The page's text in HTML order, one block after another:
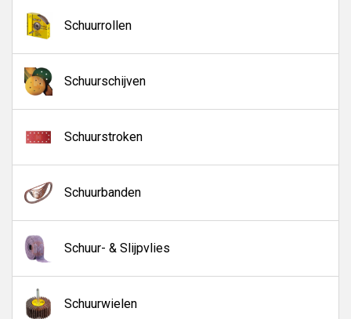
Schuurrollen
Schuurschijven
Schuurstroken
Schuurbanden
Schuur- & Slijpvlies
Schuurwielen